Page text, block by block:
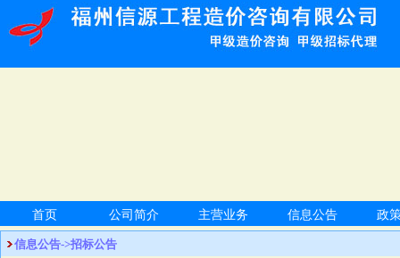
首页 公司简介 主营业务 信息公告 政
信息公告->招标公告